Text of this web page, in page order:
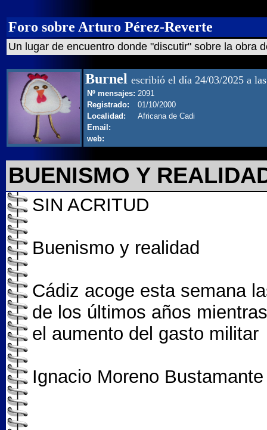
Foro sobre Arturo Pérez-Reverte
Un lugar de encuentro donde "discutir" sobre la obra
Burnel escribió el día 24/03/2025 a
Nº mensajes: 2091
Registrado:
01/10/2000
Localidad:
Africana de Cadi
Email:
web:
BUENISMO Y
SIN ACRITUD
Buenismo y realidad
Cádiz acoge esta semana
de los últimos años
el aumento del gasto militar
Ignacio Moreno Bustamante